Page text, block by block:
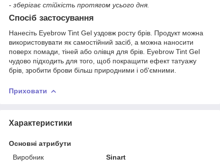
- зберігає стійкість протягом усього дня.
Спосіб застосування
Нанесіть Eyebrow Tint Gel уздовж росту брів. Продукт можна
використовувати як самостійний засіб, а можна наносити
поверх помади, тіней або олівця для брів. Eyebrow Tint Gel
чудово підходить для того, щоб покращити ефект татуажу
брів, зробити брови більш природними і об'ємними.
Приховати
Характеристики
Основні атрибути
Виробник
Sinart